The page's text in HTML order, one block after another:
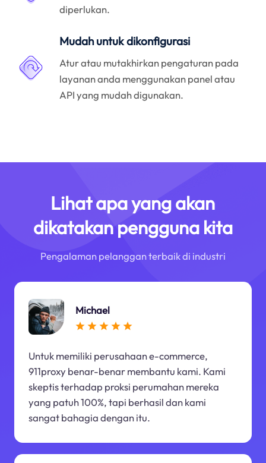
diperlukan.
Mudah untuk dikonfigurasi
Atur atau mutakhirkan pengaturan pada
layanan anda menggunakan panel atau
API yang mudah digunakan.
Lihat apa yang akan
dikatakan pengguna kita
Pengalaman pelanggan terbaik di industri
Michael
Untuk memiliki perusahaan e-commerce,
911proxy benar-benar membantu kami. Kami
skeptis terhadap proksi perumahan mereka
yang patuh 100%, tapi berhasil dan kami
sangat bahagia dengan itu.